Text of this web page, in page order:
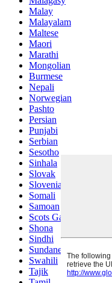
Malay
Malayalam
Maltese
Maori
Marathi
Mongolian
Burmese
Nepali
Norwegian
Pashto
Persian
Punjabi
Serbian
Sesotho
Sinhala
Slovak
Slovenian
Somali
Samoan
Scots Gaelic
Shona
Sindhi
Sundanese
Swahili
Tajik